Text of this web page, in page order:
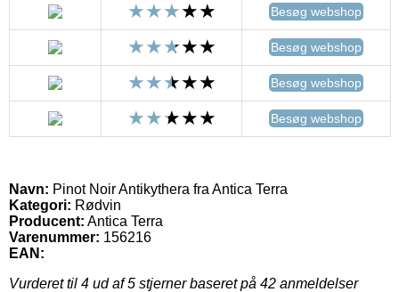
Besøg webshop
Besøg webshop
Besøg webshop
Besøg webshop
Navn: Pinot Noir Antikythera fra Antica Terra
Kategori: Rødvin
Producent: Antica Terra
Varenummer: 156216
EAN:
Vurderet til 4 ud af 5 stjerner baseret på 42 anmeldelser